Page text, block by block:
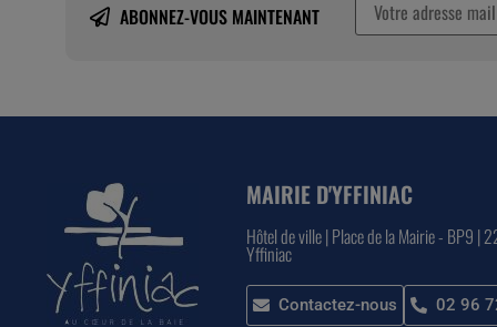
ABONNEZ-VOUS MAINTENANT
MAIRIE D'YFFINIAC
Hôtel de ville | Place de la Mairie - BP9 |
Yffiniac
Contactez-nous 02 96